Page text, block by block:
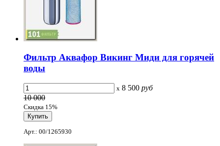
Фильтр Аквафор Викинг Миди для горячей
воды
x 8 500 руб
10 000
Скидка 15%
Арт.: 00/1265930